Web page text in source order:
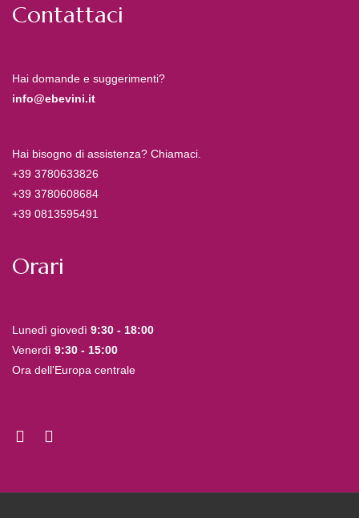
Contattaci
Hai domande e suggerimenti?
info@ebevini.it
Hai bisogno di assistenza? Chiamaci.
+39 3780633826
+39 3780608684
+39 0813595491
Orari
Lunedì giovedì 9:30 - 18:00
Venerdì 9:30 - 15:00
Ora dell'Europa centrale